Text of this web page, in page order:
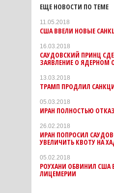
ЕЩЕ НОВОСТИ ПО ТЕМЕ
11.05.2018
США ВВЕЛИ НОВЫЕ
16.03.2018
САУДОВСКИЙ ПРИНЦ
ЗАЯВЛЕНИЕ О ЯДЕРНОМ
13.03.2018
ТРАМП ПРОДЛИЛ
05.03.2018
ИРАН ПОЛНОСТЬЮ
26.02.2018
ИРАН ПОПРОСИЛ
УВЕЛИЧИТЬ КВОТУ НА
05.02.2018
РОУХАНИ ОБВИНИЛ США
ЛИЦЕМЕРИИ